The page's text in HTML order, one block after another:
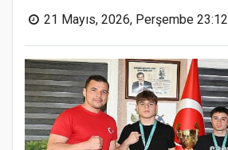
21 Mayıs, 2026, Perşembe 23:12